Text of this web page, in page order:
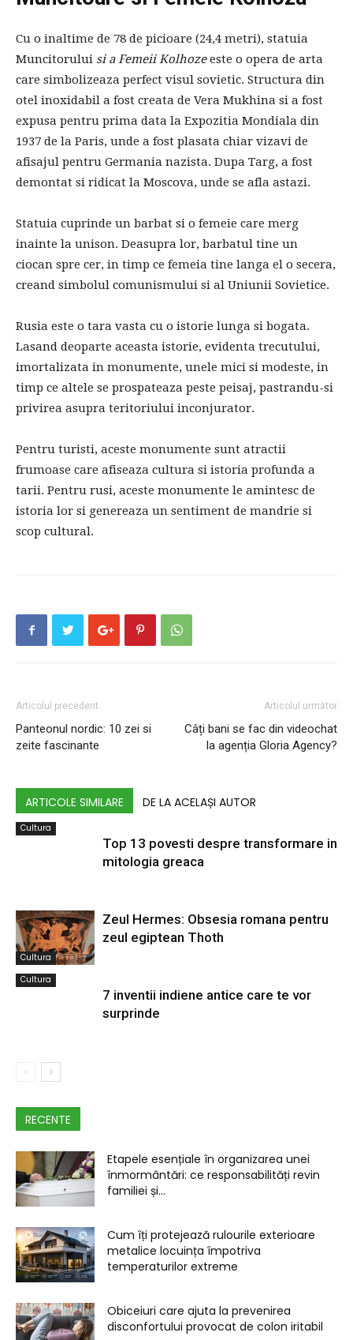
Cu o inaltime de 78 de picioare (24,4 metri), statuia
Muncitorului si a Femeii Kolhozeeste o opera de arta
care simbolizeaza perfect visul sovietic. Structura din
otel inoxidabil a fost creata de Vera Mukhina si a fost
expusa pentru prima data la Expozitia Mondiala din
1937 de la Paris, unde a fost plasata chiar vizavi de
afisajul pentru Germania nazista. Dupa Targ, a fost
demontat si ridicat la Moscova, unde se afla astazi.
Statuia cuprinde un barbat si o femeie care merg
inainte la unison. Deasupra lor, barbatul tine un
ciocan spre cer, in timp ce femeia tine langa el o secera,
creand simbolul comunismului si al Uniunii Sovietice.
Rusia este o tara vasta cu o istorie lunga si bogata.
Lasand deoparte aceasta istorie, evidenta trecutului,
imortalizata in monumente, unele mici si modeste, in
timp ce altele se prospateaza peste peisaj, pastrandu-si
privirea asupra teritoriului inconjurator.
Pentru turisti, aceste monumente sunt atractii
frumoase care afiseaza cultura si istoria profunda a
tarii. Pentru rusi, aceste monumente le amintesc de
istoria lor si genereaza un sentiment de mandrie si
scop cultural.
Articolul precedent
Panteonul nordic: 10 zei si
zeite fascinante
Articolul următor
Câți bani se fac din videochat
la agenția Gloria Agency?
ARTICOLE SIMILARE DE LA ACELAȘI AUTOR
Cultura
Top 13 povesti despre transformare in
mitologia greaca
Cultura
Zeul Hermes: Obsesia romana pentru
zeul egiptean Thoth
Cultura
7 inventii indiene antice care te vor
surprinde
RECENTE
Etapele esențiale în organizarea unei
înmormântări: ce responsabilități revin
familiei și...
Cum îți protejează rulourile exterioare
metalice locuința împotriva
temperaturilor extreme
Obiceiuri care ajuta la prevenirea
disconfortului provocat de colon iritabil